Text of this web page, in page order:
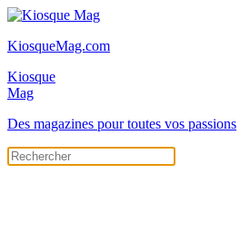
KiosqueMag.com
Kiosque
Mag
Des magazines pour toutes vos passions